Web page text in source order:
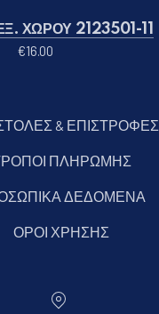
ΧΩΡΟΥ 2123501-11
€16.00
& ΕΠΙΣΤΡΟΦΕΣ
ΠΛΗΡΩΜΗΣ
ΔΕΔΟΜΕΝΑ
ΟΡΟΙ ΧΡΗΣΗΣ